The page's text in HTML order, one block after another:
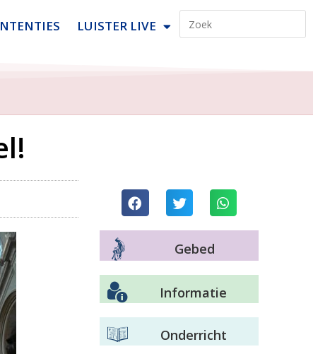
LUISTER LIVE
Gebed
Informatie
Onderricht